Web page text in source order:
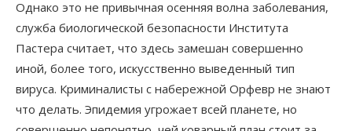
Однако это не привычная осенняя волна заболевания,
служба биологической безопасности Института
Пастера считает, что здесь замешан совершенно
иной, более того, искусственно выведенный тип
вируса. Криминалисты с набережной Орфевр не знают
что делать. Эпидемия угрожает всей планете, но